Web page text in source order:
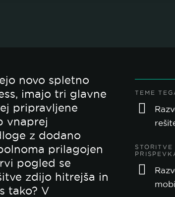
novo spletno
imajo tri glavne
pripravljene
vnaprej
z dodano
prilagojen
pogled se
zdijo hitrejša in
tako? V
TEME
STORITVE